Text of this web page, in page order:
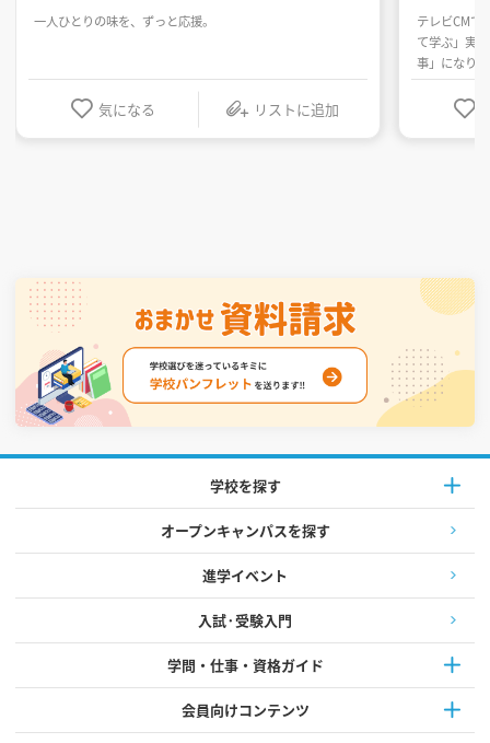
一人ひとりの味を、ずっと応援。
気になる リストに追加
テレビCMで
て学ぶ」実
事」になり
学校を探す
オープンキャンパスを探す
進学イベント
入試·受験入門
学問・仕事・資格ガイド
会員向けコンテンツ